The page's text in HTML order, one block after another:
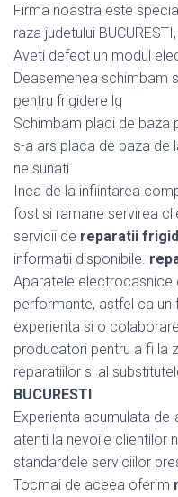
Firma noastra este
raza judetului
Aveti defect un modul
Deasemenea schimbam
pentru frigidere lg
Schimbam placi de baza
s-a ars placa de baza de
ne sunati.
Inca de la infiintarea
fost si ramane servirea
servicii de reparatii
informatii disponibile.
Aparatele electrocasnice
performante, astfel ca un
experienta si o
producatori pentru a fi la
reparatiilor si al
BUCURESTI
Experienta acumulata
atenti la nevoile clientilor
standardele serviciilor
Tocmai de aceea oferim